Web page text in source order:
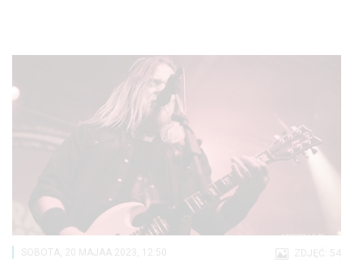
ZDJĘĆ: 54
SOBOTA, 20 MAJAA 2023, 12:50